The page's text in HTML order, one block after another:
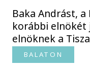
Baka Andrást,
korábbi elnökét
elnöknek a
BALATON